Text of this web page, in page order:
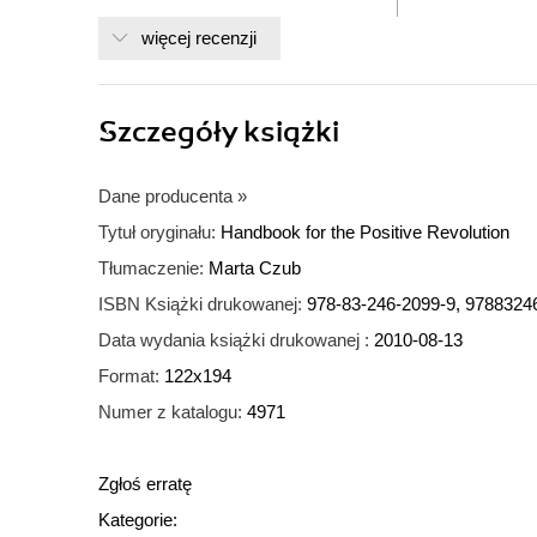
więcej recenzji
Szczegółyksiążki
Dane producenta »
Tytuł oryginału: Handbook for the Positive Revolution
Tłumaczenie: Marta Czub
ISBN Książki drukowanej: 978-83-246-2099-9,
Data wydania książki drukowanej : 2010-08-13
Format: 122x194
Numer z katalogu: 4971
Zgłoś erratę
Kategorie: